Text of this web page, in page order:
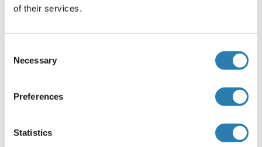
of their services.
Selection
Necessary
Preferences
Statistics
Stockage
Stock
The Standard, Detection Reagent A, Detection Reagent B
and the 96-well strip plate should be stored at -20 °C upon